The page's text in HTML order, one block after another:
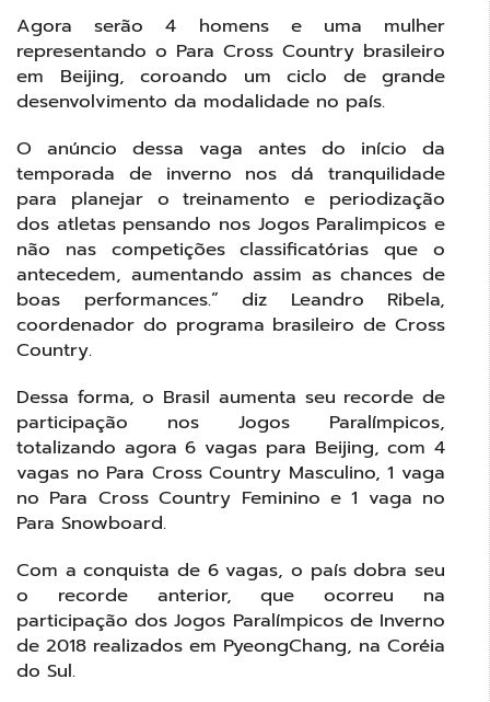
Agora serão 4 homens e uma mulher
representando o Para Cross Country brasileiro
em Beijing, coroando um ciclo de grande
desenvolvimento da modalidade no país.
O anúncio dessa vaga antes do início da
temporada de inverno nos dá tranquilidade
para planejar o treinamento e periodização
dos atletas pensando nos Jogos Paralimpicos e
não nas competições classificatórias que o
antecedem, aumentando assim as chances de
boas performances.” diz Leandro Ribela,
coordenador do programa brasileiro de Cross
Country.
Dessa forma, o Brasil aumenta seu recorde de
participação nos Jogos Paralímpicos,
totalizando agora 6 vagas para Beijing, com 4
vagas no Para Cross Country Masculino, 1 vaga
no Para Cross Country Feminino e 1 vaga no
Para Snowboard.
Com a conquista de 6 vagas, o país dobra seu
o recorde anterior, que ocorreu na
participação dos Jogos Paralímpicos de Inverno
de 2018 realizados em PyeongChang, na Coréia
do Sul.